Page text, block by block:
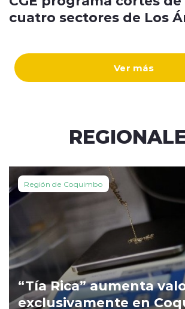
Ver más
cuatro sectores de Los
Región de Coquimbo
“Tía Rica” aumenta
exclusivamente en